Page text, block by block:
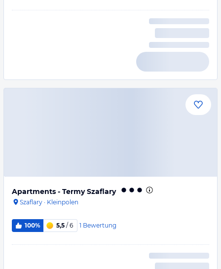
Apartments - Termy Szaflary
Szaflary · Kleinpolen
100% 5,5 / 6 1 Bewertung